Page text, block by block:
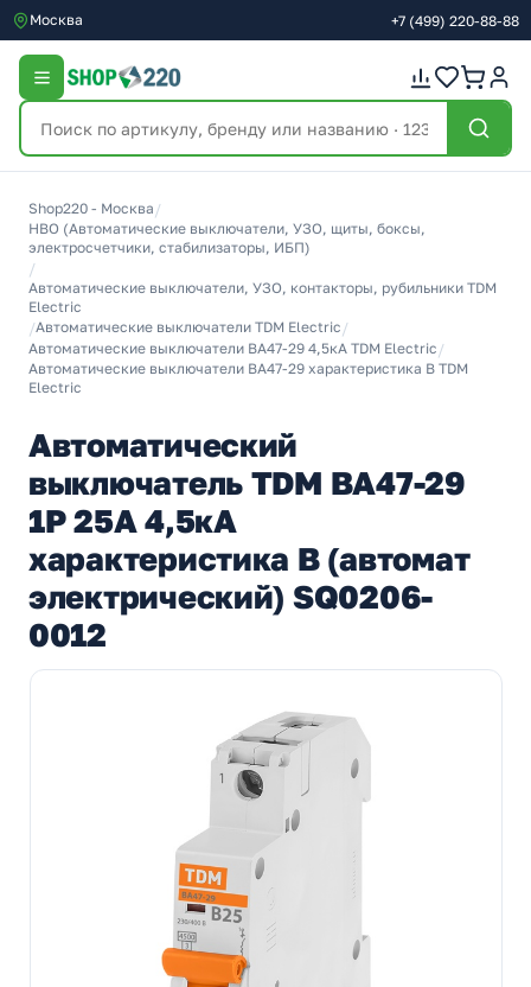
Москва +7 (499) 220-88-88
Shop220 - Москва /
НВО (Автоматические выключатели, УЗО, щиты, боксы,
электросчетчики, стабилизаторы, ИБП)
/
Автоматические выключатели, УЗО, контакторы, рубильники TDM
Electric
/Автоматические выключатели TDM Electric /
Автоматические выключатели ВА47-29 4,5кА TDM Electric /
Автоматические выключатели ВА47-29 характеристика В TDM
Electric
Автоматический
выключатель TDM ВА47-29
1Р 25А 4,5кА
характеристика В (автомат
электрический) SQ0206-
0012